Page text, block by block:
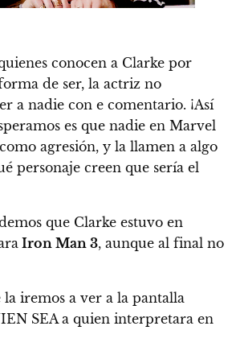
conocen a Clarke por
de ser, la actriz no
a nadie con e comentario. ¡Así
es que nadie en Marvel
agresión, y la llamen a algo
personaje creen que sería el
que Clarke estuvo en
Iron Man 3, aunque al final no
la iremos a ver a la pantalla
SEA a quien interpretara en